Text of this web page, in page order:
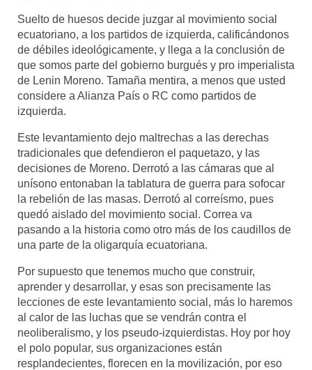
Suelto de huesos decide juzgar al movimiento social
ecuatoriano, a los partidos de izquierda, calificándonos
de débiles ideológicamente, y llega a la conclusión de
que somos parte del gobierno burgués y pro imperialista
de Lenin Moreno. Tamaña mentira, a menos que usted
considere a Alianza País o RC como partidos de
izquierda.
Este levantamiento dejo maltrechas a las derechas
tradicionales que defendieron el paquetazo, y las
decisiones de Moreno. Derrotó a las cámaras que al
unísono entonaban la tablatura de guerra para sofocar
la rebelión de las masas. Derrotó al correísmo, pues
quedó aislado del movimiento social. Correa va
pasando a la historia como otro más de los caudillos de
una parte de la oligarquía ecuatoriana.
Por supuesto que tenemos mucho que construir,
aprender y desarrollar, y esas son precisamente las
lecciones de este levantamiento social, más lo haremos
al calor de las luchas que se vendrán contra el
neoliberalismo, y los pseudo-izquierdistas. Hoy por hoy
el polo popular, sus organizaciones están
resplandecientes, florecen en la movilización, por eso